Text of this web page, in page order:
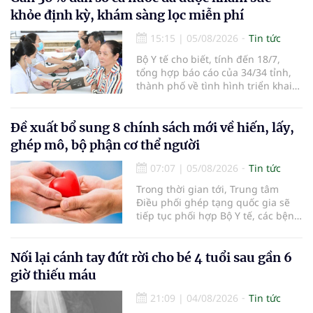
khỏe định kỳ, khám sàng lọc miễn phí
15:15 | 05/08/2026
Tin tức
Bộ Y tế cho biết, tính đến 18/7,
tổng hợp báo cáo của 34/34 tỉnh,
thành phố về tình hình triển khai
nhận 32.286.360 người, chiếm gần
30% dân số cả nước đã được khám
sức khỏe định kỳ năm nay.
Đề xuất bổ sung 8 chính sách mới về hiến, lấy,
ghép mô, bộ phận cơ thể người
07:07 | 05/08/2026
Tin tức
Trong thời gian tới, Trung tâm
Điều phối ghép tạng quốc gia sẽ
tiếp tục phối hợp Bộ Y tế, các bệnh
cường truyền thông, hoàn thiện
quy trình chuyên môn và hệ thống
hiến và ghép mô tạng.
Nối lại cánh tay đứt rời cho bé 4 tuổi sau gần 6
giờ thiếu máu
21:09 | 04/08/2026
Tin tức